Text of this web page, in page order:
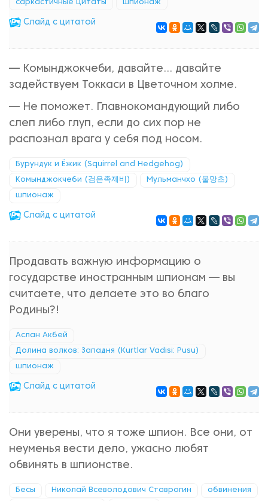
саркастичные цитаты шпионаж
Cлайд с цитатой
— Комынджокчеби, давайте... давайте
задействуем Токкаси в Цветочном холме.
— Не поможет. Главнокомандующий либо
слеп либо глуп, если до сих пор не
распознал врага у себя под носом.
Бурундук и Ёжик (Squirrel and Hedgehog)
Комынджокчеби (검은족제비) Мульманчхо (물망초)
шпионаж
Cлайд с цитатой
Продавать важную информацию о
государстве иностранным шпионам — вы
считаете, что делаете это во благо
Родины?!
Аслан Акбей
Долина волков: Западня (Kurtlar Vadisi: Pusu)
шпионаж
Cлайд с цитатой
Они уверены, что я тоже шпион. Все они, от
неуменья вести дело, ужасно любят
обвинять в шпионстве.
Бесы Николай Всеволодович Ставрогин обвинения